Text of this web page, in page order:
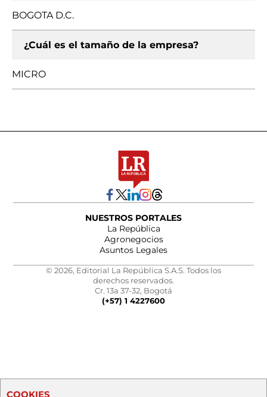
BOGOTA D.C.
¿Cuál es el tamaño de la empresa?
MICRO
NUESTROS PORTALES
La República
Agronegocios
Asuntos Legales
© 2026, Editorial La República S.A.S. Todos los
derechos reservados.
Cr. 13a 37-32, Bogotá
(+57) 1 4227600
COOKIES